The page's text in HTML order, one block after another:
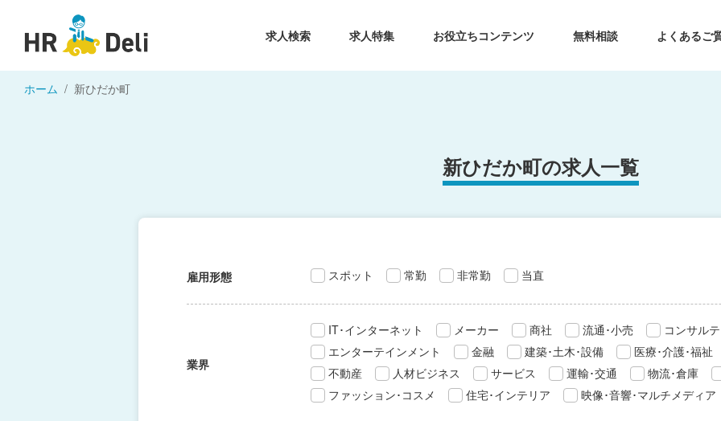
求人検索 求人特集 お役立ちコンテンツ 無料相談 よくあるご
ホーム 新ひだか町
新ひだか町の求人一覧
雇用形態 スポット 常勤 非常勤 当直
業界
IT･インターネット メーカー 商社 流通･小売
コンサル
エンターテインメント
金融 建築･土木･設備
医療･介護･福祉
不動産
人材ビジネス サービス 運輸･交通
物流･倉庫
ファッション･コスメ
住宅･インテリア 映像･音響･マルチメディア